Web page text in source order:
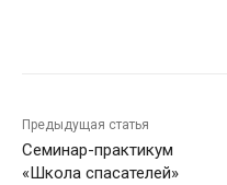
Предыдущая статья
Семинар-практикум
«Школа спасателей»